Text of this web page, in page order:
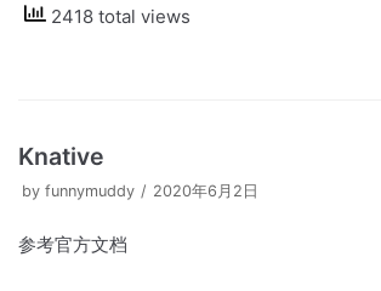
2418 total views
Knative
by funnymuddy 2020年6月2日
参考官方文档